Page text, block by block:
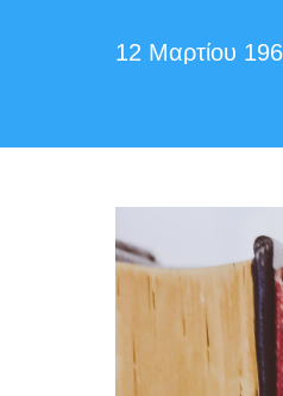
12 Μαρτίου